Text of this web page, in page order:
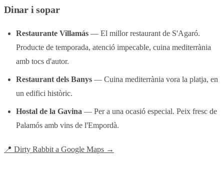
Dinar i sopar
Restaurante Villamás — El millor restaurant de S'Agaró.
Producte de temporada, atenció impecable, cuina mediterrània
amb tocs d'autor.
Restaurant dels Banys — Cuina mediterrània vora la platja, en
un edifici històric.
Hostal de la Gavina — Per a una ocasió especial. Peix fresc de
Palamós amb vins de l'Empordà.
📍 Dirty Rabbit a Google Maps →